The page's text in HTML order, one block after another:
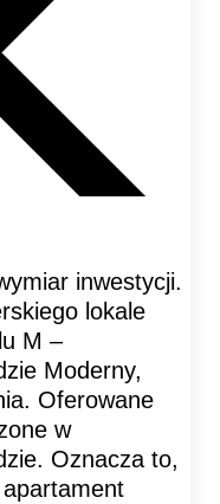
inwestycji.
lokale
M –
Moderny,
Oferowane
w
Oznacza to,